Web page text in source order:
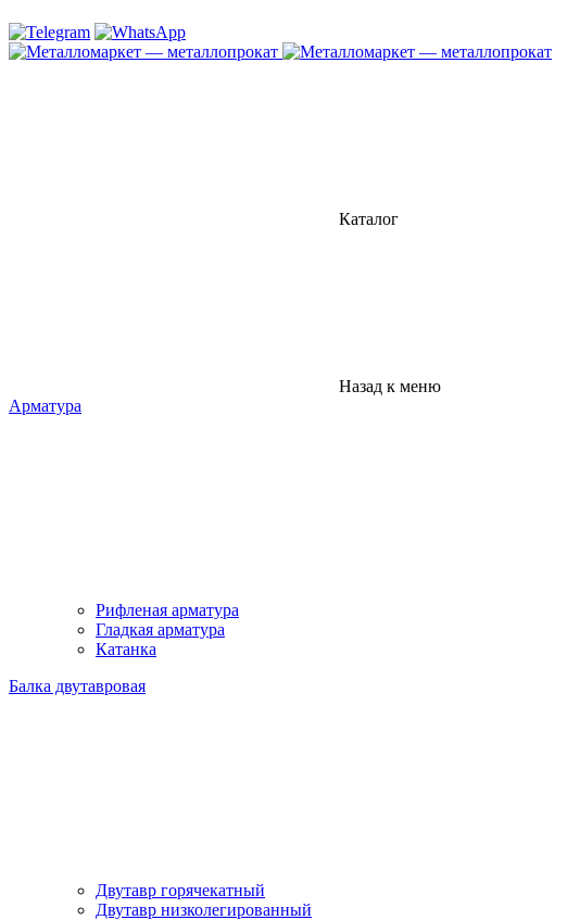
Каталог
Назад к меню
Арматура
Рифленая арматура
Гладкая арматура
Катанка
Балка двутавровая
Двутавр горячекатный
Двутавр низколегированный